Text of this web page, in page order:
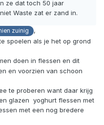
ze dat toch 50 jaar
Waste zat er zand in.
zuinig
,
spoelen als je het op grond
doen in flessen en dit
en voorzien van schoon
te proberen want daar krijg
glazen yoghurt flessen met
met een nog bredere